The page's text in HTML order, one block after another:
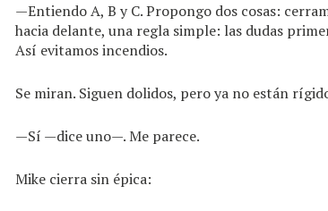
—Entiendo A, B y C. Propongo dos cosas:
hacia delante, una regla simple: las dudas
Así evitamos incendios.
Se miran. Siguen dolidos, pero ya no están
—Sí —dice uno—. Me parece.
Mike cierra sin épica: